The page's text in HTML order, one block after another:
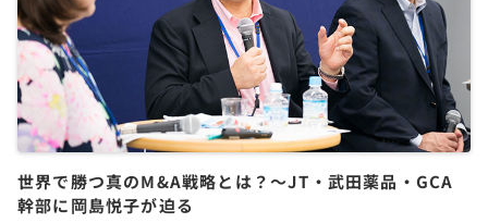
世界で勝つ真のM&A戦略とは？～JT・武田薬品・GCA
幹部に岡島悦子が迫る